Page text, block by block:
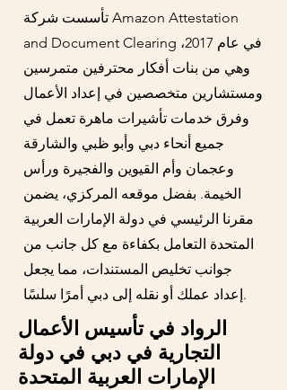
تأسست شركة Amazon Attestation
and Document Clearing في عام 2017،
وهي من بنات أفكار محترفين متمرسين
ومستشارين متخصصين في إعداد الأعمال
وفرق خدمات تأشيرات ماهرة تعمل في
جميع أنحاء دبي وأبو ظبي والشارقة
وعجمان وأم القيوين والفجيرة ورأس
الخيمة. بفضل موقعه المركزي، يضمن
مقرنا الرئيسي في دولة الإمارات العربية
المتحدة التعامل بكفاءة مع كل جانب من
جوانب تخليص المستندات، مما يجعل
إعداد عملك أو نقله إلى دبي أمرًا سلسًا.
الرواد في تأسيس الأعمال
التجارية في دبي في دولة
الإمارات العربية المتحدة